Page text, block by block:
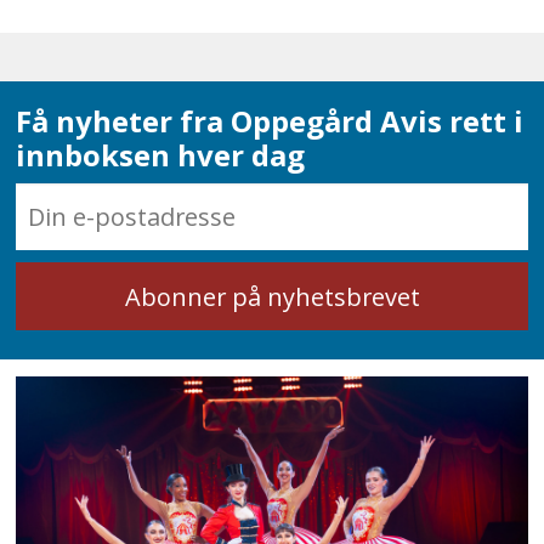
Kommisjonen er tydelig på at
kommunene må få større frihet til å
prioritere og bruke midlene sine der
behovet er størst. Det støttes helhjertet.
Jeg mener dette er helt avgjørende og
ikke minst viktig at det nå tas grep. Når
staten detaljstyrer med øremerkede
tilskudd og strenge normer, mister vi
muligheten til å se helheten og tilpasse
oss lokale behov. Et eksempel er
Få nyheter fra Oppegård Avis rett i
innboksen hver dag